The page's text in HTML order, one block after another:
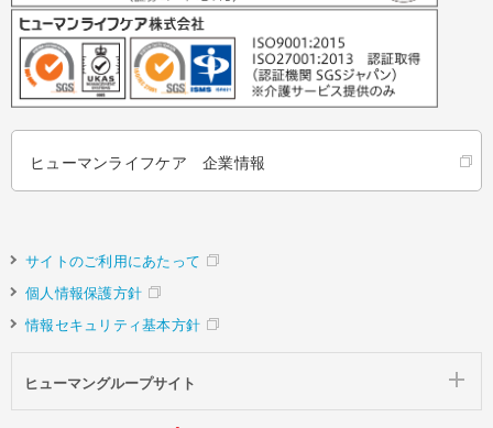
ヒューマンライフケア 企業情報
サイトのご利用にあたって
個人情報保護方針
情報セキュリティ基本方針
ヒューマングループサイト